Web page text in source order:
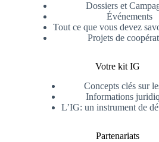
Dossiers et
Événements
Tout ce que vous devez
Projets de
Votre kit IG
Concepts clés sur
Informations
L’IG: un instrument de
Partenariats